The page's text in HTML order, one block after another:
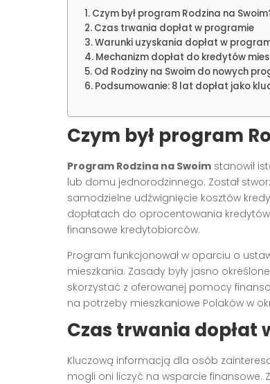
Czym był program Rodzina na
Czas trwania dopłat w programie
Warunki uzyskania dopłat w
Mechanizm dopłat do kredytów
Od Rodziny na Swoim do nowych
Podsumowanie: 8 lat dopłat jako
Czym był program
Program Rodzina na Swoim stanowił
lub domu jednorodzinnego. Został
samodzielne udźwignięcie kosztów
dopłatach do oprocentowania
finansowe kredytobiorców.
Program funkcjonował w oparciu o
mieszkania. Zasady były jasno
skorzystać z oferowanej pomocy
na potrzeby mieszkaniowe Polaków w
Czas trwania dopłat
Kluczową informacją dla osób
mogli oni liczyć na wsparcie finansowe.